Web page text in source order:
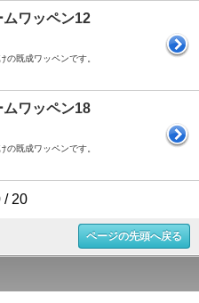
ムワッペン12
の既成ワッペンです。
ムワッペン18
の既成ワッペンです。
/ 20
ページの先頭へ戻る